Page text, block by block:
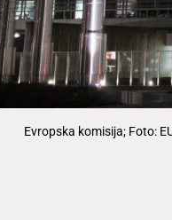
Evropska komisija; Foto: